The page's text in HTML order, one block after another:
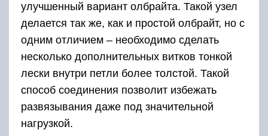
улучшенный вариант олбрайта. Такой узел
делается так же, как и простой олбрайт, но с
одним отличием – необходимо сделать
несколько дополнительных витков тонкой
лески внутри петли более толстой. Такой
способ соединения позволит избежать
развязывания даже под значительной
нагрузкой.